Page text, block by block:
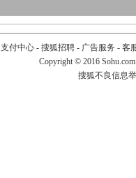
支付中心- 搜狐招聘- 广告服务 - 客
Copyright © 2016
搜狐不良信息